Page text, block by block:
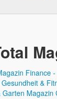
Finance
&
Garten Magazin